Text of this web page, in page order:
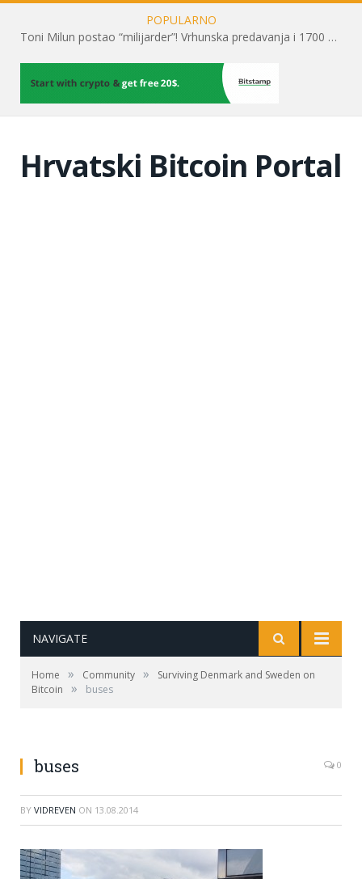
POPULARNO
Toni Milun postao “milijarder”! Vrhunska predavanja i 1700 posjetitelja obilježili su mjesec financijske pismenosti
Hrvatski Bitcoin Portal
NAVIGATE
Home » Community »
Surviving Denmark and Sweden on
Bitcoin
» buses
buses 0
BY VIDREVEN ON 13.08.2014